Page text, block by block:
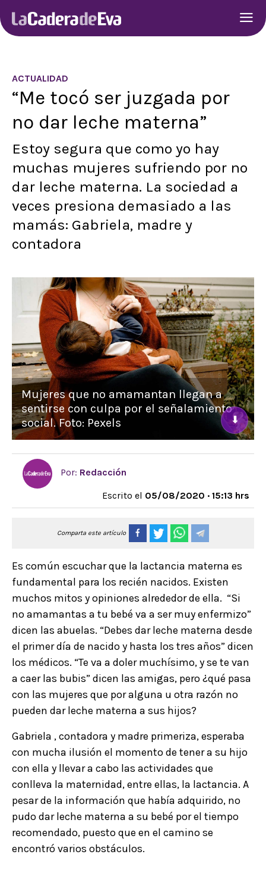
ACTUALIDAD
“Me tocó ser juzgada por
no dar leche materna”
Estoy segura que como yo hay
muchas mujeres sufriendo por no
dar leche materna. La sociedad a
veces presiona demasiado a las
mamás: Gabriela, madre y
contadora
Mujeres que no amamantan llegan a
sentirse con culpa por el señalamiento
social. Foto: Pexels
⬇
Por: Redacción
Escrito el 05/08/2020 · 15:13 hrs
Comparta este artículo
Es común escuchar que la lactancia materna es
fundamental para los recién nacidos. Existen
muchos mitos y opiniones alrededor de ella. “Si
no amamantas a tu bebé va a ser muy enfermizo”
dicen las abuelas. “Debes dar leche materna desde
el primer día de nacido y hasta los tres años” dicen
los médicos. “Te va a doler muchísimo, y se te van
a caer las bubis” dicen las amigas, pero ¿qué pasa
con las mujeres que por alguna u otra razón no
pueden dar leche materna a sus hijos?
Gabriela , contadora y madre primeriza, esperaba
con mucha ilusión el momento de tener a su hijo
con ella y llevar a cabo las actividades que
conlleva la maternidad, entre ellas, la lactancia. A
pesar de la información que había adquirido, no
pudo dar leche materna a su bebé por el tiempo
recomendado, puesto que en el camino se
encontró varios obstáculos.